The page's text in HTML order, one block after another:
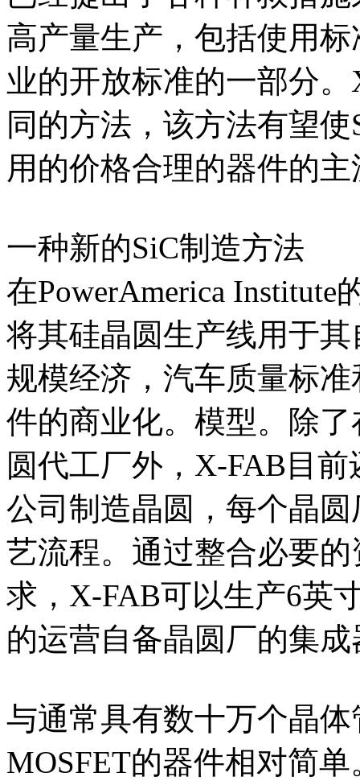
高产量生产，包括使用
业的开放标准的一部分。
同的方法，该方法有望
用的价格合理的器件的
一种新的SiC制造方法
在PowerAmerica
将其硅晶圆生产线用于
规模经济，汽车质量标
件的商业化。模型。除
圆代工厂外，X-FAB目
公司制造晶圆，每个晶
艺流程。通过整合必要
求，X-FAB可以生产6英
的运营自备晶圆厂的集
与通常具有数十万个晶
MOSFET的器件相对简